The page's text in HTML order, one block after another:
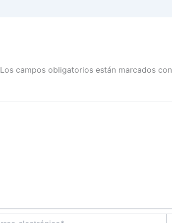
Los campos obligatorios están marcados con